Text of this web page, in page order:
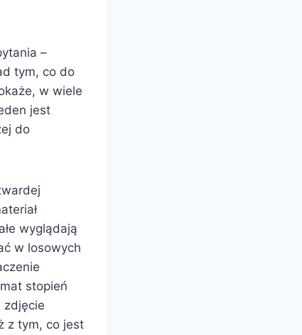
–
tym, co do
w wiele
jest
do
wyglądają
w losowych
stopień
zdjęcie
z tym, co jest